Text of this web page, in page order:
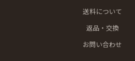
送料について
返品・交換
お問い合わせ